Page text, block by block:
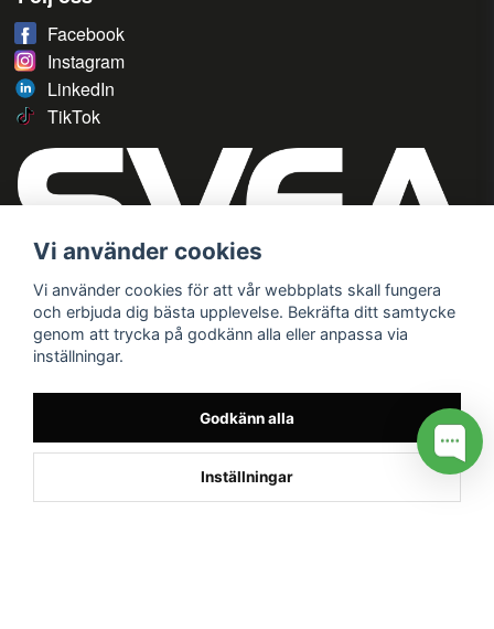
Facebook
Instagram
LinkedIn
TikTok
Vi använder cookies
Vi använder cookies för att vår webbplats skall fungera
och erbjuda dig bästa upplevelse. Bekräfta ditt samtycke
genom att trycka på godkänn alla eller anpassa via
inställningar.
Godkänn alla
Inställningar